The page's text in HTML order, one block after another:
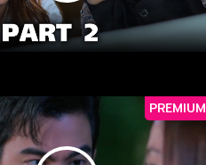
PREMIUM